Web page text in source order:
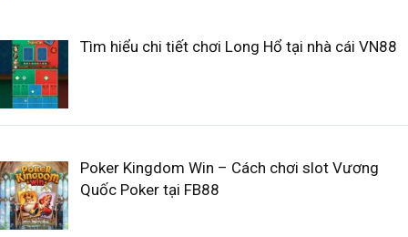
Tìm hiểu chi tiết chơi Long Hổ tại nhà cái VN88
Poker Kingdom Win – Cách chơi slot Vương
Quốc Poker tại FB88